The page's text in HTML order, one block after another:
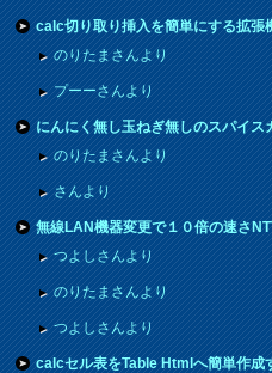
calc切り取り挿入を簡単にする拡
のりたまさんより
プーーさんより
にんにく無し玉ねぎ無しのスパイス
のりたまさんより
さんより
無線LAN機器変更で１０倍の速さ
つよしさんより
のりたまさんより
つよしさんより
calcセル表をTable Htmlへ簡単作